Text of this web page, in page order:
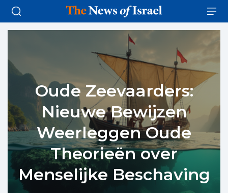
Oude Zeevaarders:
Nieuwe Bewijzen
Weerleggen Oude
Theorieën over
Menselijke Beschaving